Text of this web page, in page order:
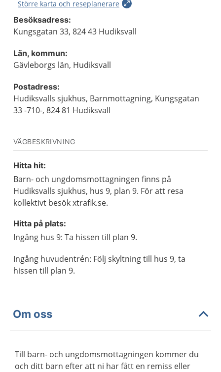
Större karta och reseplanerare
Besöksadress:
Kungsgatan 33, 824 43 Hudiksvall
Län, kommun:
Gävleborgs län, Hudiksvall
Postadress:
Hudiksvalls sjukhus, Barnmottagning, Kungsgatan
33 -710-, 824 81 Hudiksvall
VÄGBESKRIVNING
Hitta hit:
Barn- och ungdomsmottagningen finns på
Hudiksvalls sjukhus, hus 9, plan 9. För att resa
kollektivt besök xtrafik.se.
Hitta på plats:
Ingång hus 9: Ta hissen till plan 9.
Ingång huvudentrén: Följ skyltning till hus 9, ta
hissen till plan 9.
Om oss
Till barn- och ungdomsmottagningen kommer du
och ditt barn efter att ni har fått en remiss eller